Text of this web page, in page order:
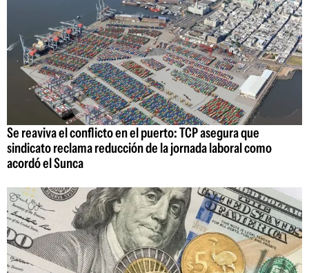
Se reaviva el conflicto en el puerto: TCP asegura que
sindicato reclama reducción de la jornada laboral como
acordó el Sunca